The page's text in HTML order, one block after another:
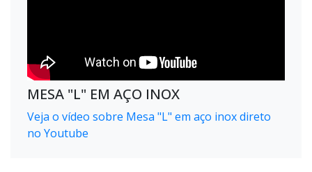
MESA "L" EM AÇO INOX
Veja o vídeo sobre Mesa "L" em aço inox direto
no Youtube